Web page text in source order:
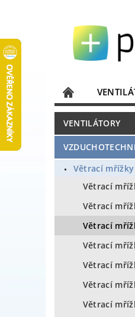
JISTIČE,
DOMÁCÍ
VENTILÁTORY
Větrací mřížky
Větrací
Větrací
Větrací
Větrací
Větrací
Větrací
Větrací